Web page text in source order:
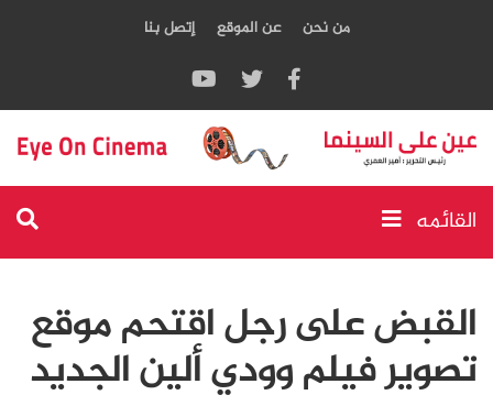
من نحن عن الموقع إتصل بنا
القائمه
القبض على رجل اقتحم موقع
تصوير فيلم وودي ألين الجديد